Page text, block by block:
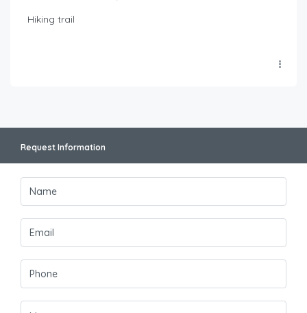
Hiking trail
Request Information